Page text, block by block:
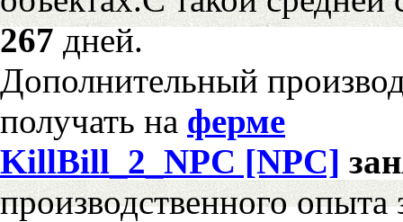
267дней.
Дополнительный
получать на ферме
KillBill_2_NPC [NPC]
производственного опыта